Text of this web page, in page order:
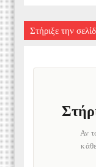
Στήριξε την
Αν